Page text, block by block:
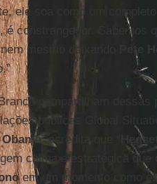
ele soa como um
é constrangedor. Sabemos
mesmo deixando
Pete
compartilham dessas
públicas Global
Obama, acredita que “
calma e estratégica
em um momento como